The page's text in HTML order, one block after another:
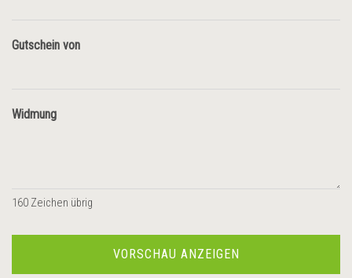
Gutschein von
Widmung
160 Zeichen übrig
VORSCHAU ANZEIGEN